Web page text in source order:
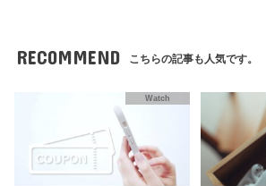
RECOMMEND こちらの記事も人気です。
Watch